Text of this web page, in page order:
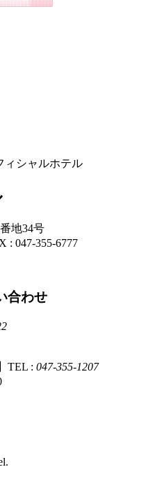
ィシャルホテル
地34号
: 047-355-6777
合わせ
TEL : 047-355-1207